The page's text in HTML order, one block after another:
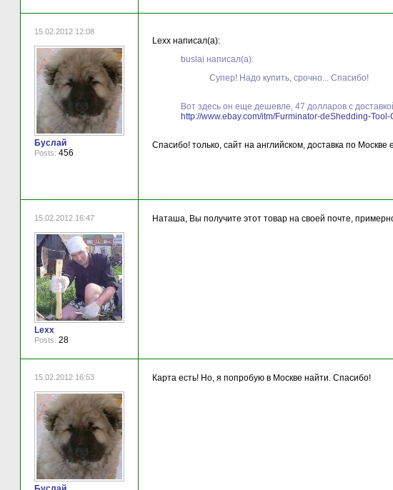
15.02.2012 12:08
Буслай
Posts: 456
Lexx написал(а):
buslai написал(а):
Супер! Надо купить, срочно... Спасибо!
Вот здесь он еще дешевле, 47 долларов с
http://www.ebay.com/itm/Furminator-deShedding-
Спасибо! только, сайт на английском, доставка по Москве
15.02.2012 16:47
Lexx
Posts: 28
Наташа, Вы получите этот товар на своей почте,
15.02.2012 16:53 Карта есть! Но, я попробую в Москве найти. Спасибо!